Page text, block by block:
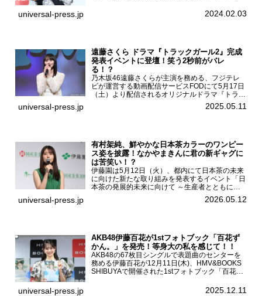
記念イベントをHMV＆BOOKS SHIBUYAで開催
universal-press.jp 2024.02.03
遠藤さくら ドラマ『トラックガール2』完成
発表イベントに登壇！笑う2秒前がバレ
る！？
乃木坂46遠藤さくらが主演を務める、フジテレ
ビが運営する動画配信サービスFODにて5月17日
（土）より配信されるオリジナルドラマ『トラッ
クガール2』の完成発表イベントが５月10日
（土）都内で開催された。FODドラマ『トラック
universal-press.jp 2025.05.11
有村架純、鮮やかな日本茶カラーのワンピー
ス姿を披露！なかやまきんに君の新ギャグに
は苦笑い！？
伊藤園は5月12日（火）、都内にて日本茶の未来
に向けた新たな取り組みを発表するイベント「日
本茶の発展的未来に向けて ～生産者とともに。
日本茶を世界へ～」を開催。イベントには伊藤園
のCMキャラクターを務める有村架純、伊藤園よ
universal-press.jp 2026.05.12
AKB48伊藤百花が1stフォトブック「百花ず
かん。」を発売！等身大の私を感じて！！
AKB48の67枚目シングルで表題曲のセンターを
務める伊藤百花が12月11日(木)、HMV&BOOKS
SHIBUYAで開催された1stフォトブック「百花ず
した。AKB48伊藤百花1stフォトブッ...
universal-press.jp 2025.12.11